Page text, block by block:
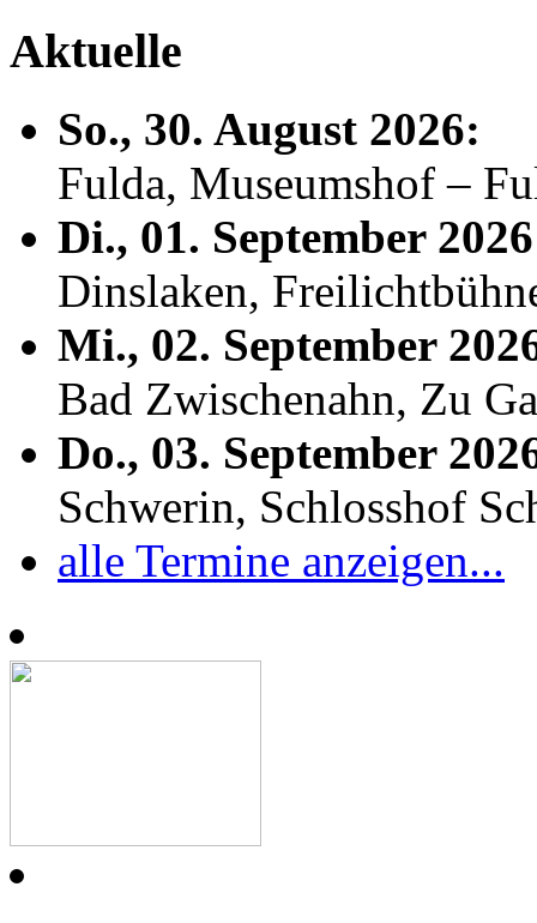
Aktuelle
So., 30. August 2026:
Fulda, Museumshof –
Di., 01. September
Dinslaken,
Mi., 02. September
Bad Zwischenahn, Zu
Do., 03. September
Schwerin, Schlosshof
alle Termine anzeigen...